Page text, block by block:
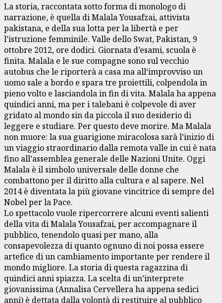
La storia, raccontata sotto forma di monologo di
narrazione, è quella di Malala Yousafzai, attivista
pakistana, e della sua lotta per la libertà e per
l’istruzione femminile. Valle dello Swat, Pakistan, 9
ottobre 2012, ore dodici. Giornata d’esami, scuola è
finita. Malala e le sue compagne sono sul vecchio
autobus che le riporterà a casa ma all’improvviso un
uomo sale a bordo e spara tre proiettili, colpendola in
pieno volto e lasciandola in fin di vita. Malala ha appena
quindici anni, ma per i talebani è colpevole di aver
gridato al mondo sin da piccola il suo desiderio di
leggere e studiare. Per questo deve morire. Ma Malala
non muore: la sua guarigione miracolosa sarà l’inizio di
un viaggio straordinario dalla remota valle in cui è nata
fino all’assemblea generale delle Nazioni Unite. Oggi
Malala è il simbolo universale delle donne che
combattono per il diritto alla cultura e al sapere. Nel
2014 è diventata la più giovane vincitrice di sempre del
Nobel per la Pace.
Lo spettacolo vuole ripercorrere alcuni eventi salienti
della vita di Malala Yousafzai, per accompagnare il
pubblico, tenendolo quasi per mano, alla
consapevolezza di quanto ognuno di noi possa essere
artefice di un cambiamento importante per rendere il
mondo migliore. La storia di questa ragazzina di
quindici anni spiazza. La scelta di un’interprete
giovanissima (Annalisa Cervellera ha appena sedici
anni) è dettata dalla volontà di restituire al pubblico